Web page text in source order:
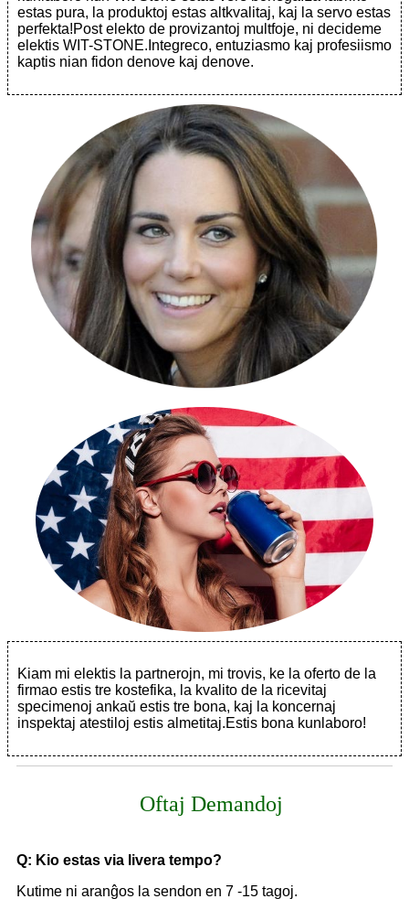
estas pura, la produktoj estas altkvalitaj, kaj la servo estas
perfekta!Post elekto de provizantoj multfoje, ni decideme
elektis WIT-STONE.Integreco, entuziasmo kaj profesiismo
kaptis nian fidon denove kaj denove.
Kiam mi elektis la partnerojn, mi trovis, ke la oferto de la
firmao estis tre kostefika, la kvalito de la ricevitaj
specimenoj ankaŭ estis tre bona, kaj la koncernaj
inspektaj atestiloj estis almetitaj.Estis bona kunlaboro!
Oftaj Demandoj
Q: Kio estas via livera tempo?
Kutime ni aranĝos la sendon en 7 -15 tagoj.